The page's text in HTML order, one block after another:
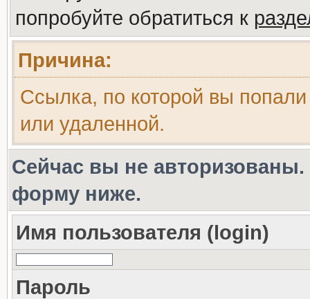
попробуйте обратиться к
Причина:
Ссылка, по которой вы
или удаленной.
Сейчас вы не авторизованы.
форму ниже.
Имя пользователя (login)
Пароль